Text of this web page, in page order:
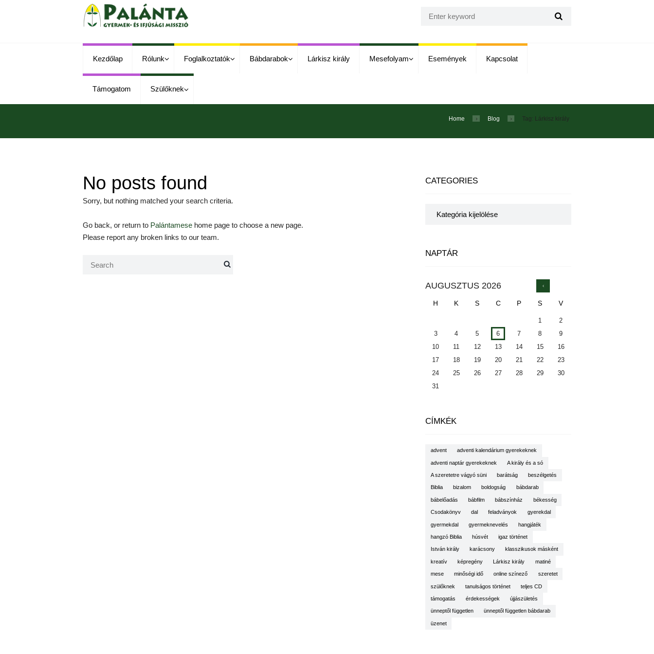
Kezdőlap Rólunk Foglalkoztatók Bábdarabok Lárkisz király Mesefolyam Események Kapcsolat
Támogatom Szülőknek
Home Blog Tag: Lárkisz király
No posts found
Sorry, but nothing matched your search criteria.
Go back, or return to Palántamese home page to choose a new page.
Please report any broken links to our team.
CATEGORIES
NAPTÁR
AUGUSZTUS 2026
H K S C P S V
1
2
3
4 5 6 7 8
9
10
11 12 13 14 15
16
17
18 19 20 21 22
23
24
25 26 27 28 29
30
31
CÍMKÉK
advent adventi kalendárium gyerekeknek
adventi naptár gyerekeknek A király és a só
A szeretetre vágyó süni barátság beszélgetés
Biblia bizalom boldogság bábdarab
bábelőadás bábfilm bábszínház békesség
Csodakönyv dal feladványok gyerekdal
gyermekdal gyermeknevelés hangjáték
hangzó Biblia húsvét igaz történet
István király karácsony klasszikusok másként
kreatív képregény Lárkisz király matiné
mese minőségi idő online színező szeretet
szülőknek tanulságos történet teljes CD
támogatás érdekességek újjászületés
ünneptől független ünneptől független bábdarab
üzenet